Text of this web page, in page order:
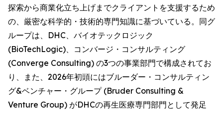
探索から商業化立ち上げまでクライアントを支援するため
の、厳密な科学的・技術的専門知識に基づいている。同グ
ループは、DHC、バイオテックロジック
(BioTechLogic)、コンバージ・コンサルティング
(Converge Consulting) の3つの事業部門で構成されてお
り、また、2026年初頭にはブルーダー・コンサルティン
グ&ベンチャー・グループ (Bruder Consulting &
Venture Group) がDHCの再生医療専門部門として発足